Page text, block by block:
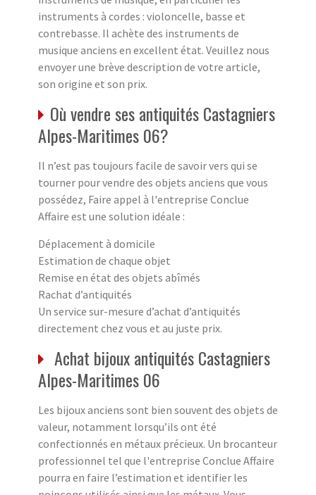
instruments à cordes : violoncelle, basse et
contrebasse. Il achète des instruments de
musique anciens en excellent état. Veuillez nous
envoyer une brève description de votre article,
son origine et son prix.
Où vendre ses antiquités Castagniers
Alpes-Maritimes 06?
Il n’est pas toujours facile de savoir vers qui se
tourner pour vendre des objets anciens que vous
possédez, Faire appel à l'entreprise Conclue
Affaire est une solution idéale :
Déplacement à domicile
Estimation de chaque objet
Remise en état des objets abîmés
Rachat d’antiquités
Un service sur-mesure d’achat d’antiquités
directement chez vous et au juste prix.
Achat bijoux antiquités Castagniers
Alpes-Maritimes 06
Les bijoux anciens sont bien souvent des objets de
valeur, notamment lorsqu’ils ont été
confectionnés en métaux précieux. Un brocanteur
professionnel tel que l'entreprise Conclue Affaire
pourra en faire l’estimation et identifier les